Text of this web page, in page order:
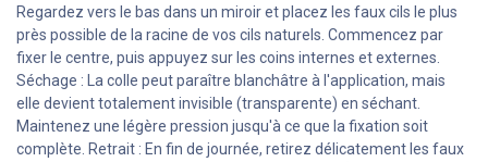
Regardez vers le bas dans un miroir et placez les faux cils le plus
près possible de la racine de vos cils naturels. Commencez par
fixer le centre, puis appuyez sur les coins internes et externes.
Séchage : La colle peut paraître blanchâtre à l'application, mais
elle devient totalement invisible (transparente) en séchant.
Maintenez une légère pression jusqu'à ce que la fixation soit
complète. Retrait : En fin de journée, retirez délicatement les faux